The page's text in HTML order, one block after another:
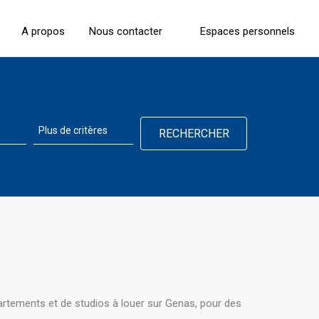
A propos Nous contacter Espaces personnels
et de studios à louer sur Genas, pour des